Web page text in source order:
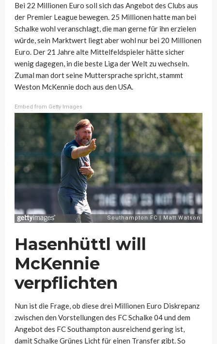
Bei 22 Millionen Euro soll sich das Angebot des Clubs aus
der Premier League bewegen. 25 Millionen hatte man bei
Schalke wohl veranschlagt, die man gerne für ihn erzielen
würde, sein Marktwert liegt aber wohl nur bei 20 Millionen
Euro. Der 21 Jahre alte Mittelfeldspieler hätte sicher
wenig dagegen, in die beste Liga der Welt zu wechseln.
Zumal man dort seine Muttersprache spricht, stammt
Weston McKennie doch aus den USA.
Embed from Getty Images
Hasenhüttl will
McKennie
verpflichten
Nun ist die Frage, ob diese drei Millionen Euro Diskrepanz
zwischen den Vorstellungen des FC Schalke 04 und dem
Angebot des FC Southampton ausreichend gering ist,
damit Schalke Grünes Licht für einen Transfer gibt. So